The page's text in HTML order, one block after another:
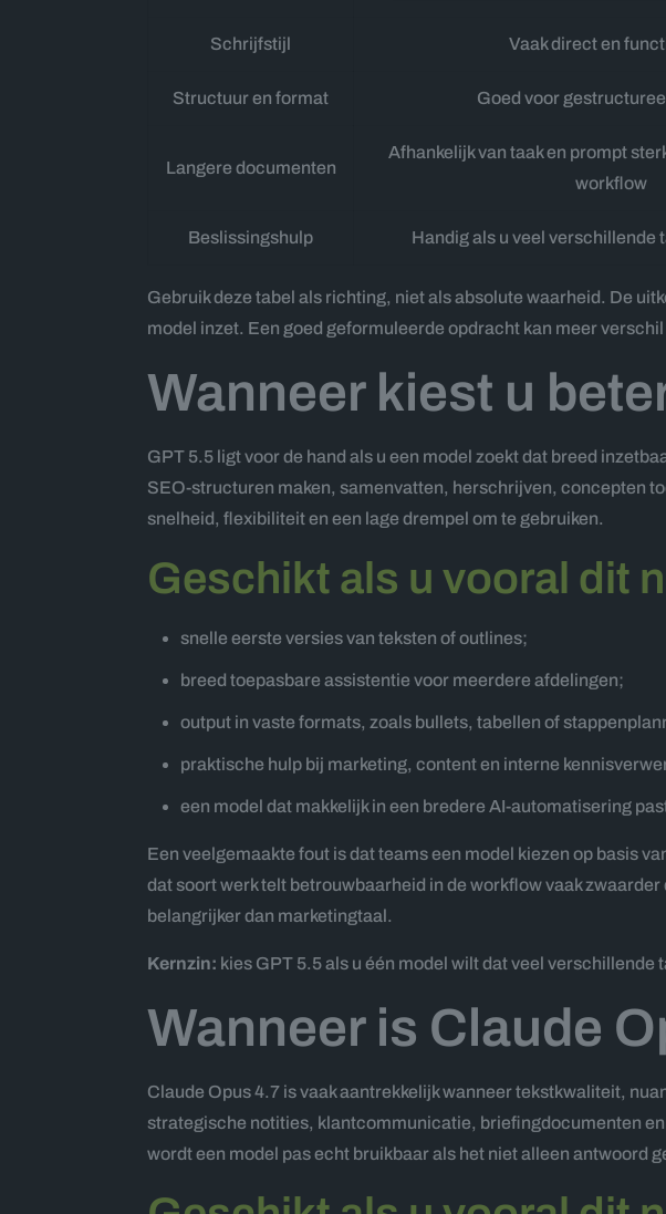
Schrijfstijl Vaak direct en
Structuur en format Goed voor
Langere documenten
Afhankelijk van taak en prompt
workflow
Beslissingshulp Handig als u veel verschillende
Gebruik deze tabel als richting, niet als absolute waarheid. De
model inzet. Een goed geformuleerde opdracht kan meer
Wanneer kiest u
GPT 5.5 ligt voor de hand als u een model zoekt dat breed
SEO-structuren maken, samenvatten, herschrijven, concepten
snelheid, flexibiliteit en een lage drempel om te gebruiken.
Geschikt als u vooral dit
snelle eerste versies van teksten of outlines;
breed toepasbare assistentie voor meerdere afdelingen;
output in vaste formats, zoals bullets, tabellen of
praktische hulp bij marketing, content en interne
een model dat makkelijk in een bredere AI-automatisering
Een veelgemaakte fout is dat teams een model kiezen op basis
dat soort werk telt betrouwbaarheid in de workflow vaak
belangrijker dan marketingtaal.
Kernzin: kies GPT 5.5 als u één model wilt dat veel verschillende
Wanneer is Claude
Claude Opus 4.7 is vaak aantrekkelijk wanneer tekstkwaliteit,
strategische notities, klantcommunicatie, briefingdocumenten
wordt een model pas echt bruikbaar als het niet alleen antwoord